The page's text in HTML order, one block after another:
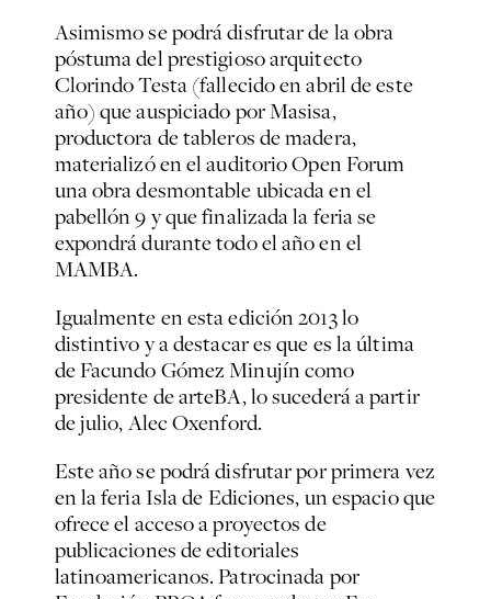
Asimismo se podrá disfrutar de la obra
póstuma del prestigioso arquitecto
Clorindo Testa (fallecido en abril de este
año) que auspiciado por Masisa,
productora de tableros de madera,
materializó en el auditorio Open Forum
una obra desmontable ubicada en el
pabellón 9 y que finalizada la feria se
expondrá durante todo el año en el
MAMBA.
Igualmente en esta edición 2013 lo
distintivo y a destacar es que es la última
de Facundo Gómez Minujín como
presidente de arteBA, lo sucederá a partir
de julio, Alec Oxenford.
Este año se podrá disfrutar por primera vez
en la feria Isla de Ediciones, un espacio que
ofrece el acceso a proyectos de
publicaciones de editoriales
latinoamericanos. Patrocinada por